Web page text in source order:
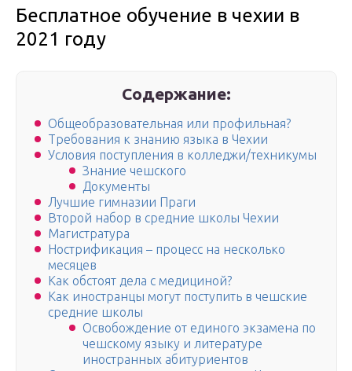
Бесплатное обучение в чехии в
2021 году
Содержание:
Общеобразовательная или профильная?
Требования к знанию языка в Чехии
Условия поступления в колледжи/техникумы
Знание чешского
Документы
Лучшие гимназии Праги
Второй набор в средние школы Чехии
Магистратура
Нострификация – процесс на несколько
месяцев
Как обстоят дела с медициной?
Как иностранцы могут поступить в чешские
средние школы
Освобождение от единого экзамена по
чешскому языку и литературе
иностранных абитуриентов